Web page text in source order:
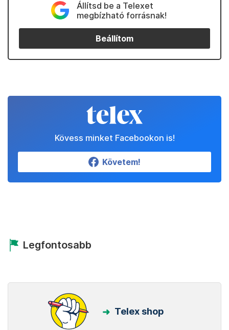
Állítsd be a Telexet
megbízható forrásnak!
Beállítom
Kövess minket Facebookon is!
Követem!
Legfontosabb
Telex shop